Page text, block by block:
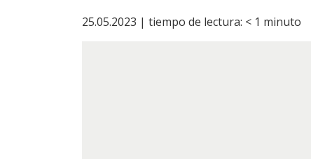
25.05.2023 | tiempo de lectura: < 1 minuto